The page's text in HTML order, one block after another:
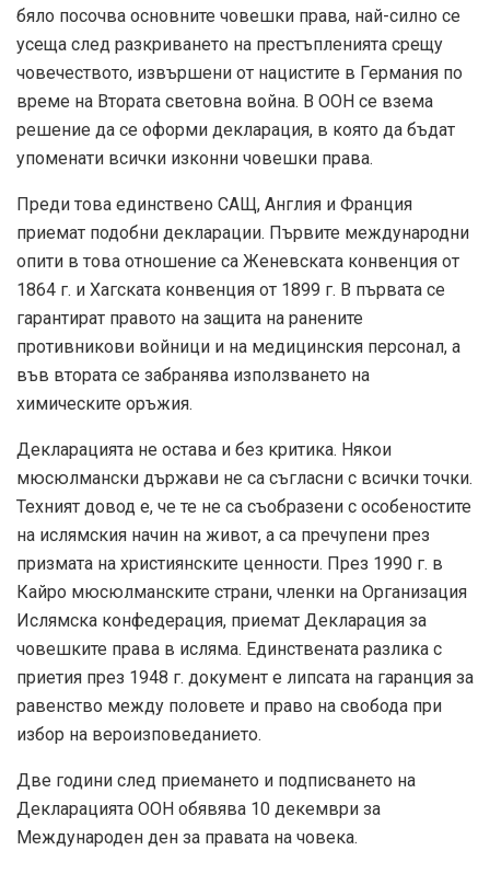
бяло посочва основните човешки права, най-силно се
усеща след разкриването на престъпленията срещу
човечеството, извършени от нацистите в Германия по
време на Втората световна война. В ООН се взема
решение да се оформи декларация, в която да бъдат
упоменати всички изконни човешки права.
Преди това единствено САЩ, Англия и Франция
приемат подобни декларации. Първите международни
опити в това отношение са Женевската конвенция от
1864 г. и Хагската конвенция от 1899 г. В първата се
гарантират правото на защита на ранените
противникови войници и на медицинския персонал, а
във втората се забранява използването на
химическите оръжия.
Декларацията не остава и без критика. Някои
мюсюлмански държави не са съгласни с всички точки.
Техният довод е, че те не са съобразени с особеностите
на ислямския начин на живот, а са пречупени през
призмата на християнските ценности. През 1990 г. в
Кайро мюсюлманските страни, членки на Организация
Ислямска конфедерация, приемат Декларация за
човешките права в исляма. Единствената разлика с
приетия през 1948 г. документ е липсата на гаранция за
равенство между половете и право на свобода при
избор на вероизповеданието.
Две години след приемането и подписването на
Декларацията ООН обявява 10 декември за
Международен ден за правата на човека.